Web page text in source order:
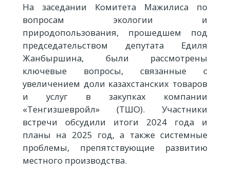
На заседании Комитета Мажилиса по
вопросам экологии и
природопользования, прошедшем под
председательством депутата Едиля
Жанбыршина, были рассмотрены
ключевые вопросы, связанные с
увеличением доли казахстанских товаров
и услуг в закупках компании
«Тенгизшевройл» (ТШО). Участники
встречи обсудили итоги 2024 года и
планы на 2025 год, а также системные
проблемы, препятствующие развитию
местного производства.